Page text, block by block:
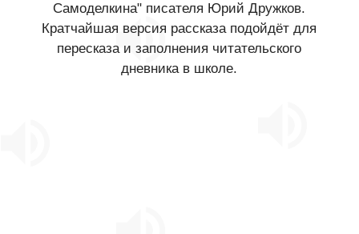
Самоделкина" писателя Юрий Дружков.
Кратчайшая версия рассказа подойдёт для
пересказа и заполнения читательского
дневника в школе.